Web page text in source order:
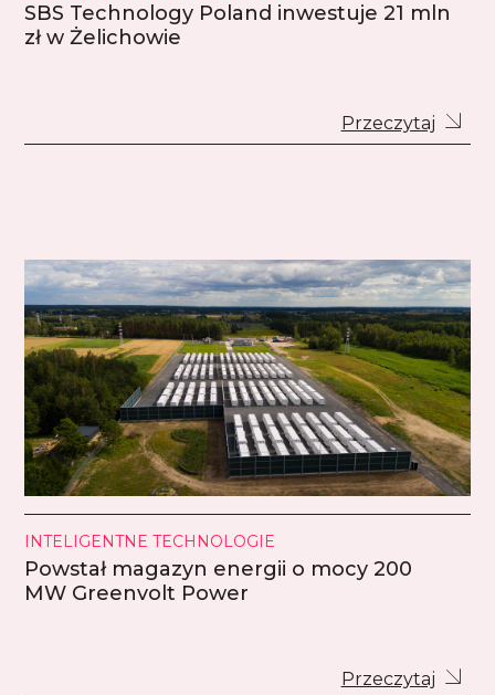
SBS Technology Poland inwestuje 21 mln
zł w Żelichowie
Przeczytaj
INTELIGENTNE TECHNOLOGIE
Powstał magazyn energii o mocy 200
MW Greenvolt Power
Przeczytaj